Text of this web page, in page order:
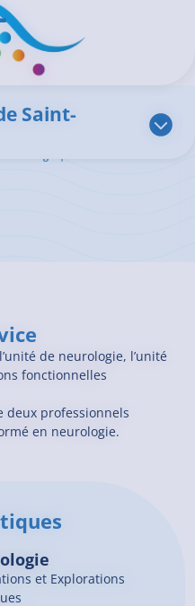
Fermer le menu
Saint-
de neurologie, l’unité
fonctionnelles
deux professionnels
en neurologie.
et Explorations